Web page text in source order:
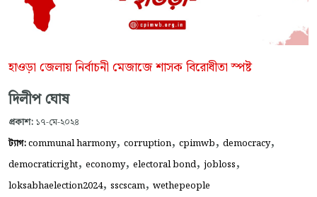
হাওড়া জেলায় নির্বাচনী মেজাজে শাসক বিরোধীতা স্পষ্ট
দিলীপ ঘোষ
প্রকাশ: ১৭-মে-২০২৪
ট্যাগ:communal harmony, corruption, cpimwb, democracy,
democraticright, economy, electoral bond, jobloss,
loksabhaelection2024, sscscam, wethepeople